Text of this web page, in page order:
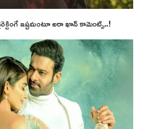
ఇష్టమంటూ ఐరా ఖాన్ కామెంట్స్..!